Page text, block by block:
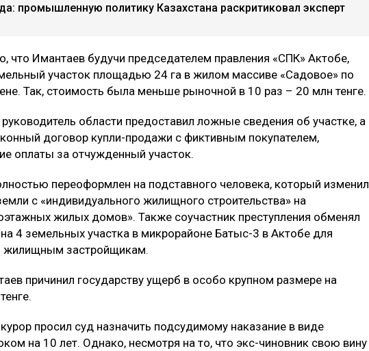
промышленную политику Казахстана раскритиковал эксперт
что Имантаев будучи председателем правления «СПК» Актобе,
участок площадью 24 га в жилом массиве «Садовое» по
Так, стоимость была меньше рыночной в 10 раз – 20 млн тенге.
области предоставил ложные сведения об участке, а
договор купли-продажи с фиктивным покупателем,
оплаты за отчужденный участок.
переоформлен на подставного человека, который изменил
с «индивидуального жилищного строительства» на
жилых домов». Также соучастник преступления обменял
4 земельных участка в микрорайоне Батыс-3 в Актобе для
жилищным застройщикам.
причинил государству ущерб в особо крупном размере на
просил суд назначить подсудимому наказание в виде
на 10 лет. Однако, несмотря на то, что экс-чиновник свою вину